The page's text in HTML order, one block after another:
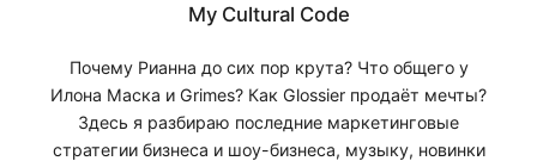
My Cultural Code
Почему Рианна до сих пор крута? Что общего у
Илона Маска и Grimes? Как Glossier продаёт мечты?
Здесь я разбираю последние маркетинговые
стратегии бизнеса и шоу-бизнеса, музыку, новинки